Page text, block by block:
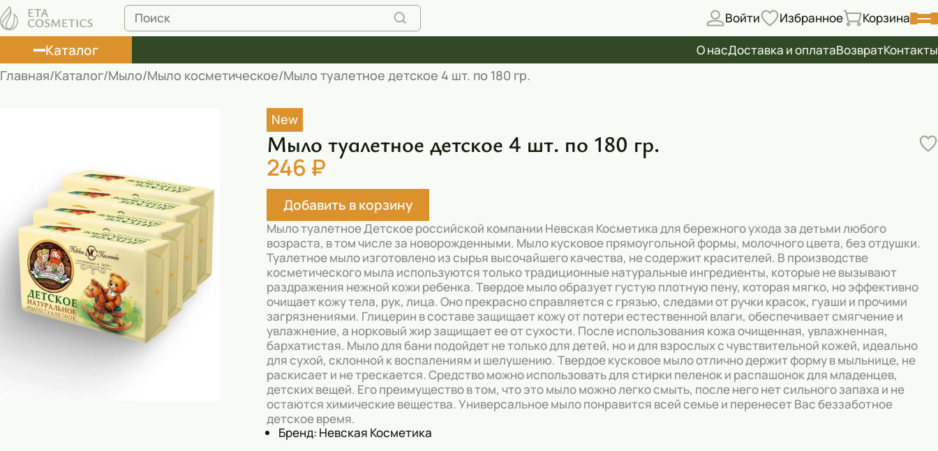
Войти Избранное Корзина
Каталог О насДоставка и оплатаВозвратКонтакты
Маски косметические
Муссы
Масла
Пена для ванны
Румяна
Скрабы
Главная Каталог Мыло Мыло косметическое Мыло туалетное детское 4 шт. по 180 гр.
New
Мыло туалетное детское 4 шт. по 180 гр.
246 ₽
Добавить в корзину
Мыло туалетное Детское российской компании Невская Косметика для бережного ухода за детьми любого
возраста, в том числе за новорожденными. Мыло кусковое прямоугольной формы, молочного цвета, без отдушки.
Туалетное мыло изготовлено из сырья высочайшего качества, не содержит красителей. В производстве
косметического мыла используются только традиционные натуральные ингредиенты, которые не вызывают
раздражения нежной кожи ребенка. Твердое мыло образует густую плотную пену, которая мягко, но эффективно
очищает кожу тела, рук, лица. Оно прекрасно справляется с грязью, следами от ручки красок, гуаши и прочими
загрязнениями. Глицерин в составе защищает кожу от потери естественной влаги, обеспечивает смягчение и
увлажнение, а норковый жир защищает ее от сухости. После использования кожа очищенная, увлажненная,
бархатистая. Мыло для бани подойдет не только для детей, но и для взрослых с чувствительной кожей, идеально
для сухой, склонной к воспалениям и шелушению. Твердое кусковое мыло отлично держит форму в мыльнице, не
раскисает и не трескается. Средство можно использовать для стирки пеленок и распашонок для младенцев,
детских вещей. Его преимущество в том, что это мыло можно легко смыть, после него нет сильного запаха и не
остаются химические вещества. Универсальное мыло понравится всей семье и перенесет Вас беззаботное
детское время.
Бренд: Невская Косметика